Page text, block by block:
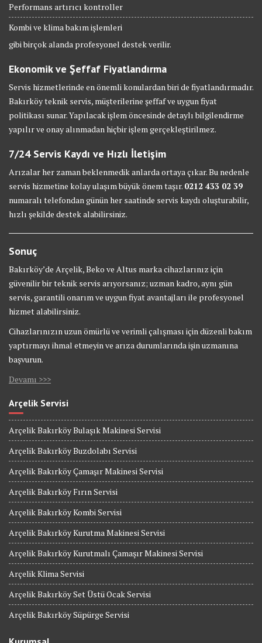
Performans artırıcı kontroller
Kombi ve klima bakım işlemleri
gibi birçok alanda profesyonel destek verilir.
Ekonomik ve Şeffaf Fiyatlandırma
Servis hizmetlerinde en önemli konulardan biri de fiyatlandırmadır.
Bakırköy teknik servis, müşterilerine şeffaf ve uygun fiyat
politikası sunar. Yapılacak işlem öncesinde detaylı bilgilendirme
yapılır ve onay alınmadan hiçbir işlem gerçekleştirilmez.
7/24 Servis Kaydı ve Hızlı İletişim
Arızalar her zaman beklenmedik anlarda ortaya çıkar. Bu nedenle
servis hizmetine kolay ulaşım büyük önem taşır. 0212 433 02 39
numaralı telefondan günün her saatinde servis kaydı oluşturabilir,
hızlı şekilde destek alabilirsiniz.
Sonuç
Bakırköy’de Arçelik, Beko ve Altus marka cihazlarınız için
güvenilir bir teknik servis arıyorsanız; uzman kadro, aynı gün
servis, garantili onarım ve uygun fiyat avantajları ile profesyonel
hizmet alabilirsiniz.
Cihazlarınızın uzun ömürlü ve verimli çalışması için düzenli bakım
yaptırmayı ihmal etmeyin ve arıza durumlarında işin uzmanına
başvurun.
Devamı >>>
Arçelik Servisi
Arçelik Bakırköy Bulaşık Makinesi Servisi
Arçelik Bakırköy Buzdolabı Servisi
Arçelik Bakırköy Çamaşır Makinesi Servisi
Arçelik Bakırköy Fırın Servisi
Arçelik Bakırköy Kombi Servisi
Arçelik Bakırköy Kurutma Makinesi Servisi
Arçelik Bakırköy Kurutmalı Çamaşır Makinesi Servisi
Arçelik Klima Servisi
Arçelik Bakırköy Set Üstü Ocak Servisi
Arçelik Bakırköy Süpürge Servisi